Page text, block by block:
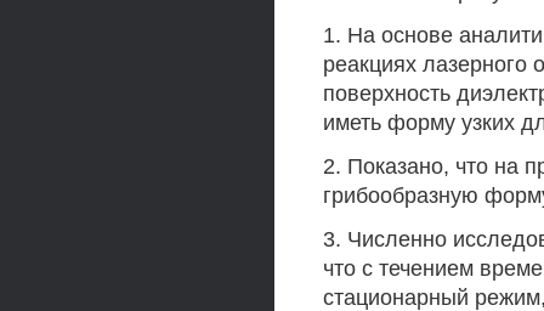
1. На основе
реакциях лазерного
поверхность
иметь форму узких
2. Показано, что на
грибообразную
3. Численно
что с течением
стационарный